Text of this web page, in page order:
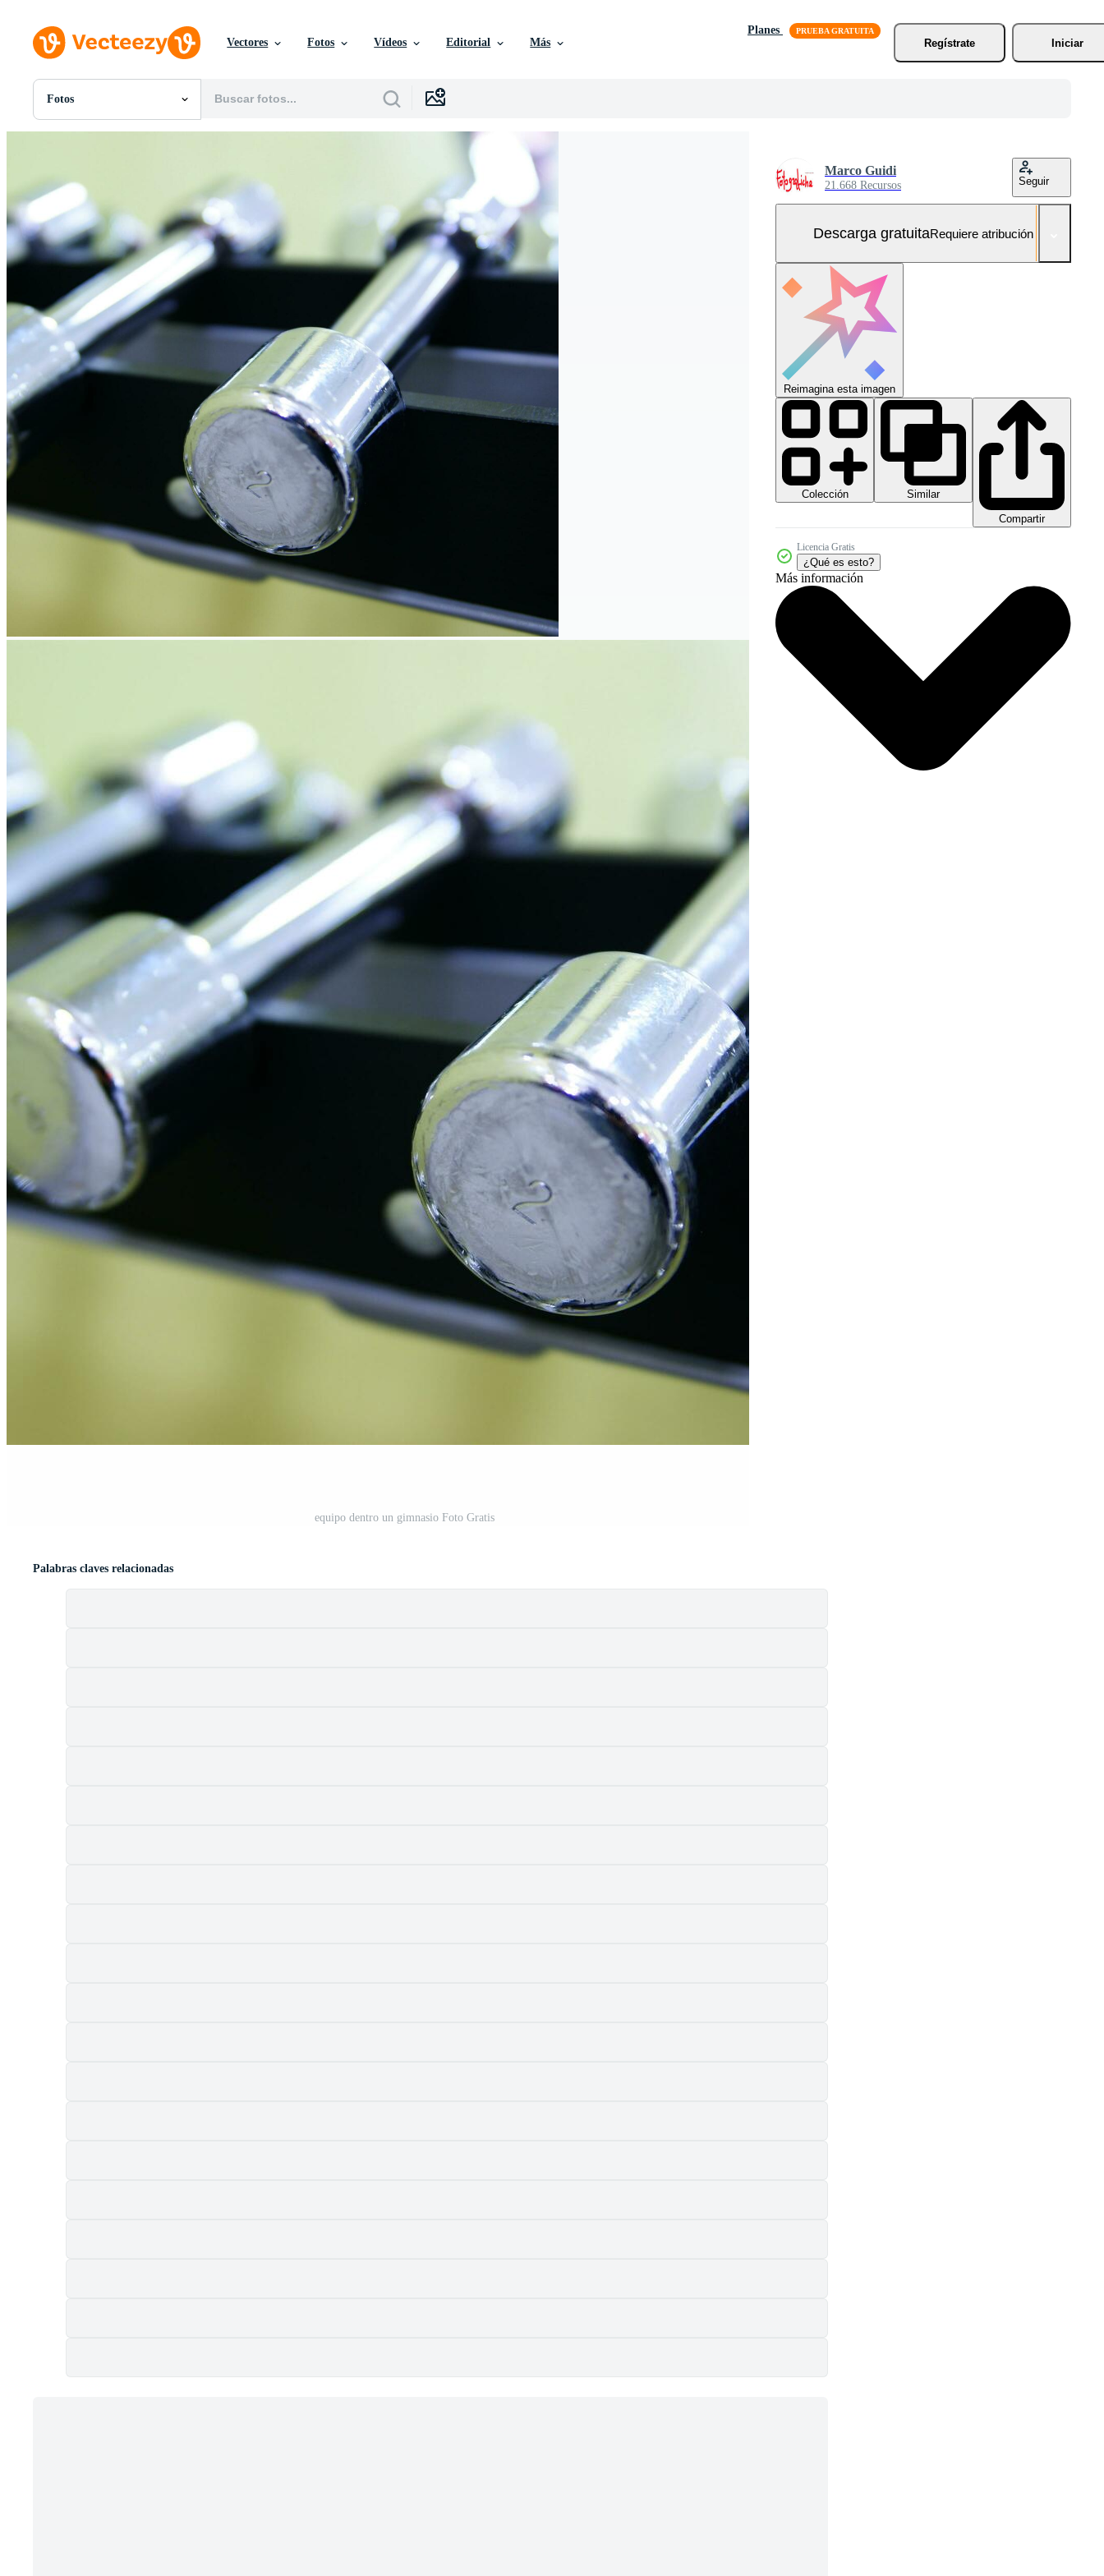
Vectores Fotos Vídeos Editorial Más
Planes
Regístrate
Iniciar
Fotos
Todas Imágenes
SVGs
Plantillas
Vectores
Videos
Gráficos en Movimiento
Imágenes Editoriales
Eventos Editoriales
equipo dentro un gimnasio Foto Gratis
Marco Guidi
21.668 Recursos Seguir
Descarga gratuitaRequiere atribución
Reimagina esta imagen
Colección
Similar
Compartir
Licencia Gratis
¿Qué es esto?
Más información
Palabras claves relacionadas